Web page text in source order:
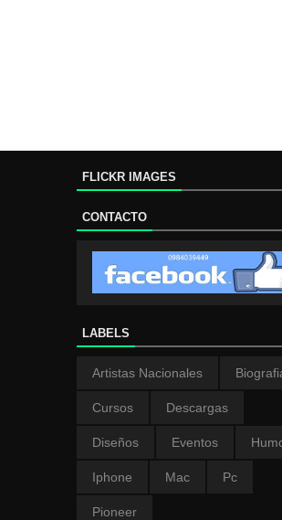
FLICKR IMAGES
CONTACTO
LABELS
Artistas Nacionales
Cursos Descargas
Diseños Eventos
Iphone Mac Pc
Pioneer